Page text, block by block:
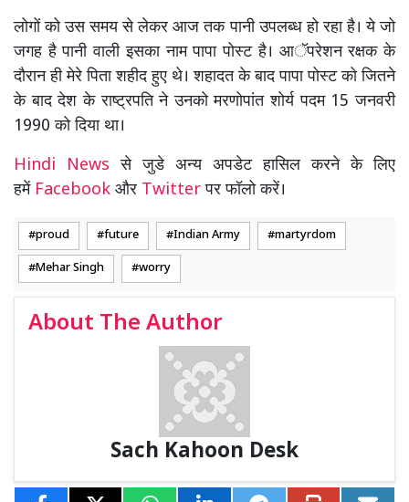
लोगों को उस समय से लेकर आज तक पानी उपलब्ध हो रहा है। ये जो
जगह है पानी वाली इसका नाम पापा पोस्ट है। आॅपरेशन रक्षक के
दौरान ही मेरे पिता शहीद हुए थे। शहादत के बाद पापा पोस्ट को जितने
के बाद देश के राष्ट्रपति ने उनको मरणोपांत शोर्य पदम 15 जनवरी
1990 को दिया था।
Hindi Newsसे जुडे अन्य अपडेट हासिल करने के लिए
हमें Facebook और Twitterपर फॉलो करें।
proud future Indian Army martyrdom
Mehar Singh worry
About The Author
Sach Kahoon Desk